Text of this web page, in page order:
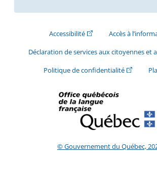
Accessibilité(Cet hyperlien externe
Accès à
Déclaration de services aux citoyennes et
Politique de confidentialité(Cet
© Gouvernement du Québec,